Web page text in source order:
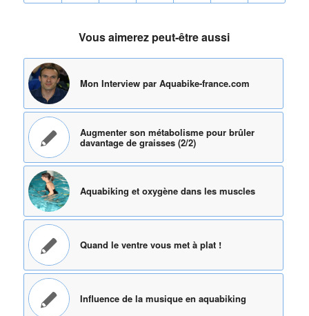
Vous aimerez peut-être aussi
Mon Interview par Aquabike-france.com
Augmenter son métabolisme pour brûler
davantage de graisses (2/2)
Aquabiking et oxygène dans les muscles
Quand le ventre vous met à plat !
Influence de la musique en aquabiking